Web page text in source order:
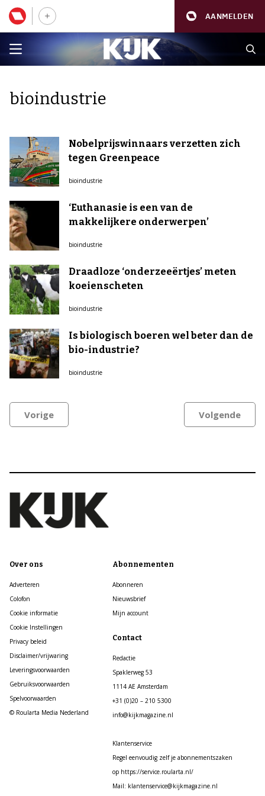
AANMELDEN
bioindustrie
Nobelprijswinnaars verzetten zich
tegen Greenpeace
bioindustrie
‘Euthanasie is een van de
makkelijkere onderwerpen’
bioindustrie
Draadloze ‘onderzeeërtjes’ meten
koeienscheten
bioindustrie
Is biologisch boeren wel beter dan de
bio-industrie?
bioindustrie
Vorige Volgende
Over ons
Adverteren
Colofon
Cookie informatie
Cookie Instellingen
Privacy beleid
Disclaimer/vrijwaring
Leveringsvoorwaarden
Gebruiksvoorwaarden
Spelvoorwaarden
© Roularta Media Nederland
Abonnementen
Abonneren
Nieuwsbrief
Mijn account
Contact
Redactie
Spaklerweg 53
1114 AE Amsterdam
+31 (0)20 – 210 5300
info@kijkmagazine.nl
Klantenservice
Regel eenvoudig zelf je abonnementszaken
op https://service.roularta.nl/
Mail: klantenservice@kijkmagazine.nl